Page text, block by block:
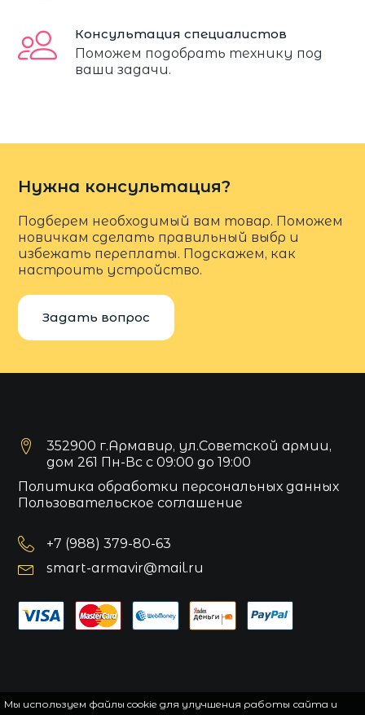
Консультация специалистов
Поможем подобрать технику под
ваши задачи.
Нужна консультация?
Подберем необходимый вам товар. Поможем
новичкам сделать правильный выбр и
избежать переплаты. Подскажем, как
настроить устройство.
Задать вопрос
352900 г.Армавир, ул.Советской армии,
дом 261 Пн-Вс с 09:00 до 19:00
Политика обработки персональных данных
Пользовательское соглашение
+7 (988) 379-80-63
smart-armavir@mail.ru
Мы используем файлы cookie для улучшения работы сайта и